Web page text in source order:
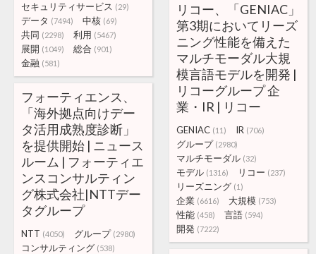
セキュリティサービス (29)
データ (7494) 中核 (69)
共同 (2298) 利用 (5467)
展開 (1049) 総合 (901)
金融 (581)
リコー、「GENIAC」
第3期においてリーズ
ニング性能を備えた
マルチモーダル大規
模言語モデルを開発 |
リコーグループ 企
業・IR | リコー
GENIAC (11) IR (706)
グループ (2980)
マルチモーダル (32)
モデル (1316) リコー (237)
リーズニング (1)
企業 (6616) 大規模 (753)
性能 (458) 言語 (594)
開発 (7222)
フォーティエンス、
「海外拠点向けデー
タ活用成熟度診断」
を提供開始 | ニュース
ルーム | フォーティエ
ンスコンサルティン
グ株式会社|NTTデー
タグループ
NTT (4050) グループ (2980)
コンサルティング (538)